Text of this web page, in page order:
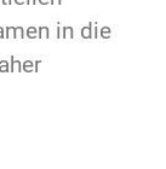
in die